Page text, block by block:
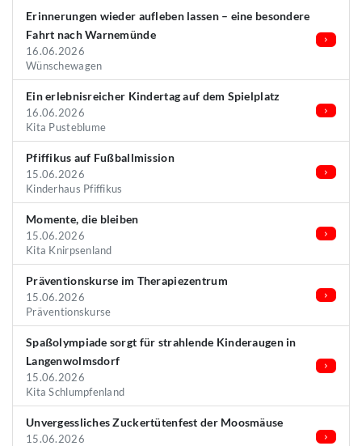
Erinnerungen wieder aufleben lassen – eine besondere
Fahrt nach Warnemünde
16.06.2026
Wünschewagen
Ein erlebnisreicher Kindertag auf dem Spielplatz
16.06.2026
Kita Pusteblume
Pfiffikus auf Fußballmission
15.06.2026
Kinderhaus Pfiffikus
Momente, die bleiben
15.06.2026
Kita Knirpsenland
Präventionskurse im Therapiezentrum
15.06.2026
Präventionskurse
Spaßolympiade sorgt für strahlende Kinderaugen in
Langenwolmsdorf
15.06.2026
Kita Schlumpfenland
Unvergessliches Zuckertütenfest der Moosmäuse
15.06.2026